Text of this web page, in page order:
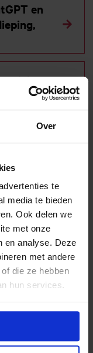
Over
te
media te bieden
Ook delen we
met onze
en analyse. Deze
met andere
die ze hebben
hun services.
en
of